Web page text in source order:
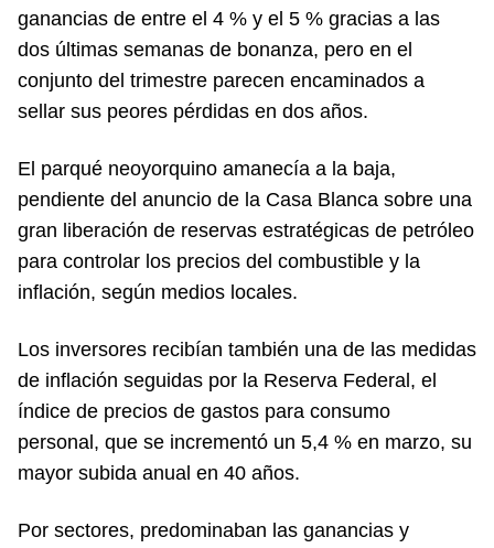
ganancias de entre el 4 % y el 5 % gracias a las
dos últimas semanas de bonanza, pero en el
conjunto del trimestre parecen encaminados a
sellar sus peores pérdidas en dos años.
El parqué neoyorquino amanecía a la baja,
pendiente del anuncio de la Casa Blanca sobre una
gran liberación de reservas estratégicas de petróleo
para controlar los precios del combustible y la
inflación, según medios locales.
Los inversores recibían también una de las medidas
de inflación seguidas por la Reserva Federal, el
índice de precios de gastos para consumo
personal, que se incrementó un 5,4 % en marzo, su
mayor subida anual en 40 años.
Por sectores, predominaban las ganancias y